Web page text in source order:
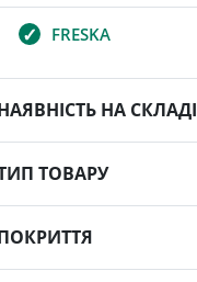
FRESKA
НА СКЛАДІ
ТОВАРУ